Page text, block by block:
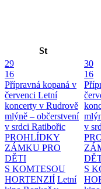
St
29
16
Přípravná kopaná v
červenci Letní
koncerty v Rudrově
mlýně – občerstvení
v srdci Ratibořic
PROHLÍDKY
ZÁMKU PRO
DĚTI
S KOMTESOU
HORTENZIÍ Letní
30
16
v
S